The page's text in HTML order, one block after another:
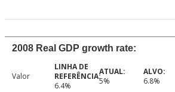
2008 Real GDP growth rate:
Valor
6.4%
5% 6.8%